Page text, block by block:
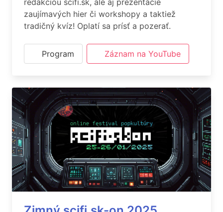
redakciou scifi.sk, ale aj prezentácie
zaujímavých hier či workshopy a taktiež
tradičný kvíz! Oplatí sa prísť a pozerať.
Program Záznam na YouTube